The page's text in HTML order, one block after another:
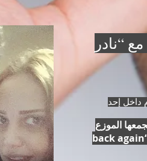
“نادر
داخل إحد
الموزع
الموسيقي نادر حمدي أثناء تسجيل أحد أغنيات الألبوم، وكتبت تعليقاً عليها: “back again